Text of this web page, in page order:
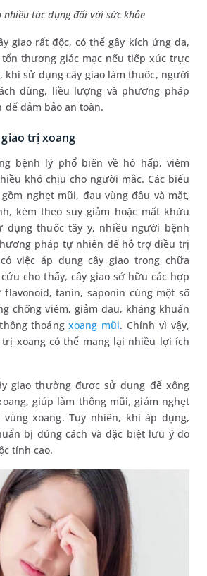
nhiều tác dụng đối với sức khỏe
giao rất độc, có thể gây kích ứng da,
thương giác mạc nếu tiếp xúc trực
khi sử dụng cây giao làm thuốc, người
dùng, liều lượng và phương pháp
để đảm bảo an toàn.
giao trị xoang
bệnh lý phổ biến về hô hấp, viêm
khó chịu cho người mắc. Các biểu
nghẹt mũi, đau vùng đầu và mặt,
kèm theo suy giảm hoặc mất khứu
dụng thuốc tây y, nhiều người bệnh
pháp tự nhiên để hỗ trợ điều trị
việc áp dụng cây giao trong chữa
cho thấy, cây giao sở hữu các hợp
tanin, saponin cùng một số
chống viêm, giảm đau, kháng khuẩn
thoángxoang mũi. Chính vì vậy,
trị xoang có thể mang lại nhiều lợi ích
giao thường được sử dụng để xông
giúp làm thông mũi, giảm nghẹt
xoang. Tuy nhiên, khi áp dụng,
bị đúng cách và đặc biệt lưu ý do
tính cao.